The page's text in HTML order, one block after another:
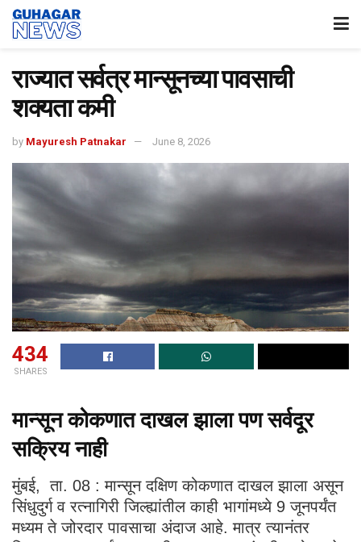
राज्यात सर्वत्र मान्सूनच्या पावसाची
शक्यता कमी
by Mayuresh Patnakar June 8, 2026
434
SHARES
मान्सून कोकणात दाखल झाला पण सर्वदूर
सक्रिय नाही
मुंबई, ता. 08 : मान्सून दक्षिण कोकणात दाखल झाला असून
सिंधुदुर्ग व रत्नागिरी जिल्ह्यांतील काही भागांमध्ये 9 जूनपर्यंत
मध्यम ते जोरदार पावसाचा अंदाज आहे. मात्र त्यानंतर